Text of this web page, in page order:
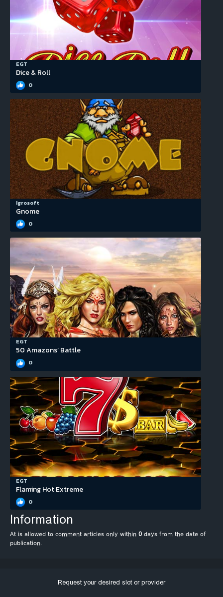
EGT
Dice & Roll
0
Igrosoft
Gnome
0
EGT
50 Amazons’ Battle
0
EGT
Flaming Hot Extreme
0
Information
At is allowed to comment articles only within 0 days from the date of
publication.
Request your desired slot or provider